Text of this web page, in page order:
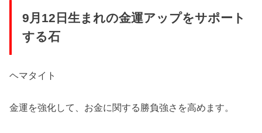
9月12日生まれの金運アップをサポート
する石
ヘマタイト
金運を強化して、お金に関する勝負強さを高めます。